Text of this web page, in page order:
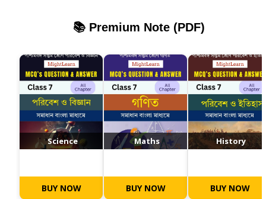
📚 Premium Note (PDF)
Science
BUY NOW
Maths
BUY NOW
History
BUY NOW